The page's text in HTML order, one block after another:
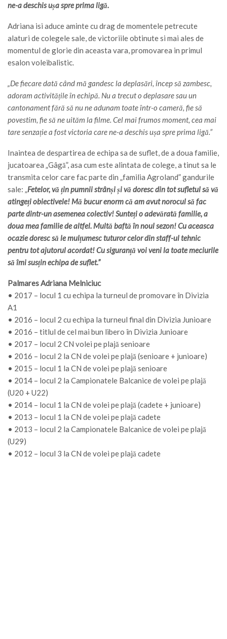
ne-a deschis ușa spre prima ligă.
Adriana isi aduce aminte cu drag de momentele petrecute
alaturi de colegele sale, de victoriile obtinute si mai ales de
momentul de glorie din aceasta vara, promovarea in primul
esalon voleibalistic.
„De fiecare dată când mă gandesc la deplasări, încep să zambesc,
adoram activitățile în echipă. Nu a trecut o deplasare sau un
cantonament fără să nu ne adunam toate într-o cameră, fie să
povestim, fie să ne uităm la filme. Cel mai frumos moment, cea mai
tare senzație a fost victoria care ne-a deschis ușa spre prima ligă.”
Inaintea de despartirea de echipa sa de suflet, de a doua familie,
jucatoarea „Gâgă”, asa cum este alintata de colege, a tinut sa le
transmita celor care fac parte din „familia Agroland” gandurile
sale: „Fetelor, vă țin pumnii strânși și vă doresc din tot sufletul să vă
atingeți obiectivele! Mă bucur enorm că am avut norocul să fac
parte dintr-un asemenea colectiv! Sunteți o adevărată familie, a
doua mea familie de altfel. Multă baftă în noul sezon! Cu aceasca
ocazie doresc să le mulțumesc tuturor celor din staff-ul tehnic
pentru tot ajutorul acordat! Cu siguranță voi veni la toate meciurile
să îmi susțin echipa de suflet.”
Palmares Adriana Melniciuc
• 2017 – locul 1 cu echipa la turneul de promovare în Divizia
A1
• 2016 – locul 2 cu echipa la turneul final din Divizia Junioare
• 2016 – titlul de cel mai bun libero în Divizia Junioare
• 2017 – locul 2 CN volei pe plajă senioare
• 2016 – locul 2 la CN de volei pe plajă (senioare + junioare)
• 2015 – locul 1 la CN de volei pe plajă senioare
• 2014 – locul 2 la Campionatele Balcanice de volei pe plajă
(U20 + U22)
• 2014 – locul 1 la CN de volei pe plajă (cadete + junioare)
• 2013 – locul 1 la CN de volei pe plajă cadete
• 2013 – locul 2 la Campionatele Balcanice de volei pe plajă
(U29)
• 2012 – locul 3 la CN de volei pe plajă cadete